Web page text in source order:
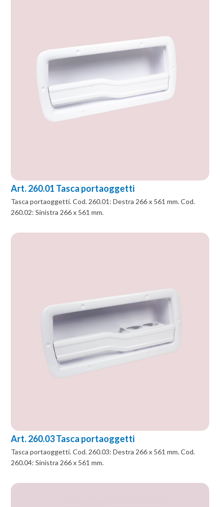
Art. 260.01 Tasca portaoggetti
Tasca portaoggetti. Cod. 260.01: Destra 266 x 561 mm. Cod.
260.02: Sinistra 266 x 561 mm.
Art. 260.03 Tasca portaoggetti
Tasca portaoggetti. Cod. 260.03: Destra 266 x 561 mm. Cod.
260.04: Sinistra 266 x 561 mm.